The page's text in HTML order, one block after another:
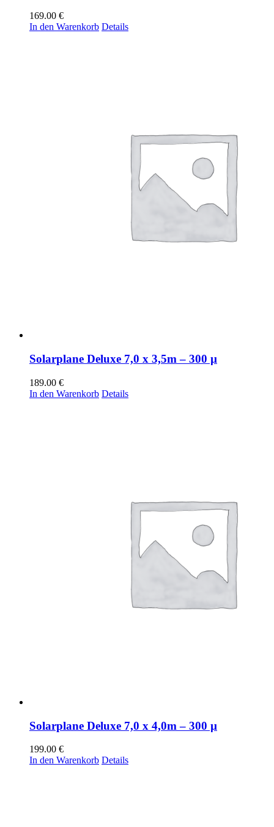
169.00 €
In den Warenkorb Details
Solarplane Deluxe 7,0 x 3,5m – 300 µ
189.00 €
In den Warenkorb Details
Solarplane Deluxe 7,0 x 4,0m – 300 µ
199.00 €
In den Warenkorb Details